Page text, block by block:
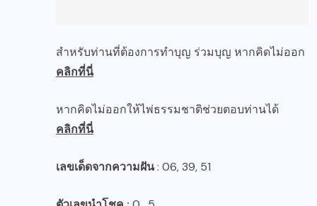
สำหรับท่านที่ต้องการทำบุญ ร่วมบุญ หากคิดไม่ออก
คลิกที่นี่
หากคิดไม่ออกให้ไพ่ธรรมชาติช่วยตอบท่านได้
คลิกที่นี่
เลขเด็ดจากความฝัน: 06, 39, 51